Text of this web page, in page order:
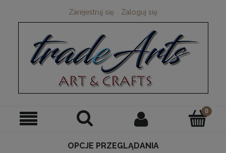
Zarejestruj się Zaloguj się
OPCJE PRZEGLĄDANIA